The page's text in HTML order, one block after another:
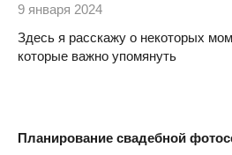
9 января 2024
Здесь я расскажу о некоторых
которые важно упомянуть
Планирование свадебной